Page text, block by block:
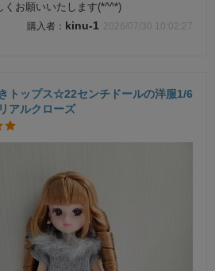
くお願いいたします(*^^*)
kinu-1 2026/07/30 10:02:27
トップス☆22センチドールの洋服1/6
アルクローズ